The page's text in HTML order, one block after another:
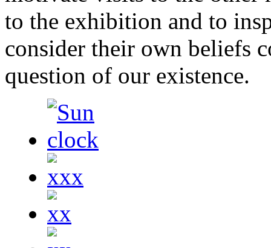
to the exhibition and to
consider their own beliefs
question of our existence.